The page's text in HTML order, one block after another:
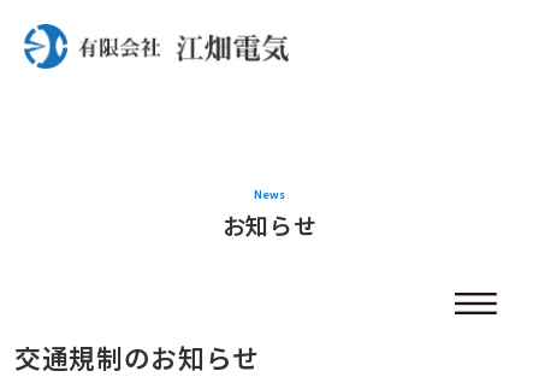
News
お知らせ
交通規制のお知らせ